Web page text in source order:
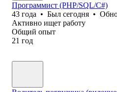
Программист (PHP/SQL/C#)
43 года • Был сегодня •
Активно ищет работу
Общий опыт
21 год